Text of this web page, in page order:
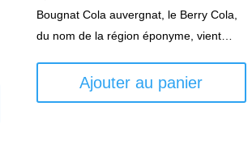
Bougnat Cola auvergnat, le Berry Cola,
du nom de la région éponyme, vient…
Ajouter au panier